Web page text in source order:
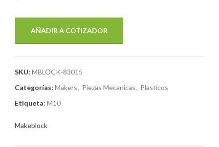
AÑADIR A COTIZADOR
SKU: MBLOCK-83015
Categorías: Makers, Piezas Mecanicas, Plasticos
Etiqueta: M10
Makeblock